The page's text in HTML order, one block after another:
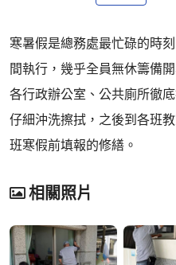
寒暑假是總務處最忙碌的時
間執行，幾乎全員無休籌備
各行政辦公室、公共廁所徹
仔細沖洗擦拭，之後到各班
班寒假前填報的修繕。
相關照片